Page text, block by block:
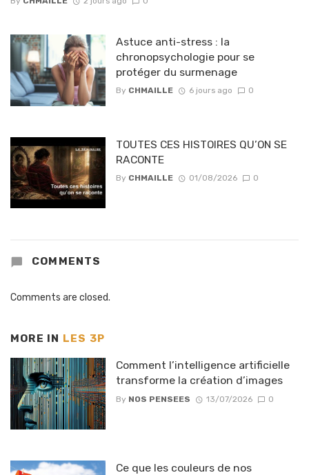
Astuce anti-stress : la
chronopsychologie pour se
protéger du surmenage
By CHMAILLE 6 jours ago 0
TOUTES CES HISTOIRES QU’ON SE
RACONTE
By CHMAILLE 01/08/2026 0
COMMENTS
Comments are closed.
MORE IN LES 3P
Comment l’intelligence artificielle
transforme la création d’images
By NOS PENSEES 13/07/2026 0
Ce que les couleurs de nos